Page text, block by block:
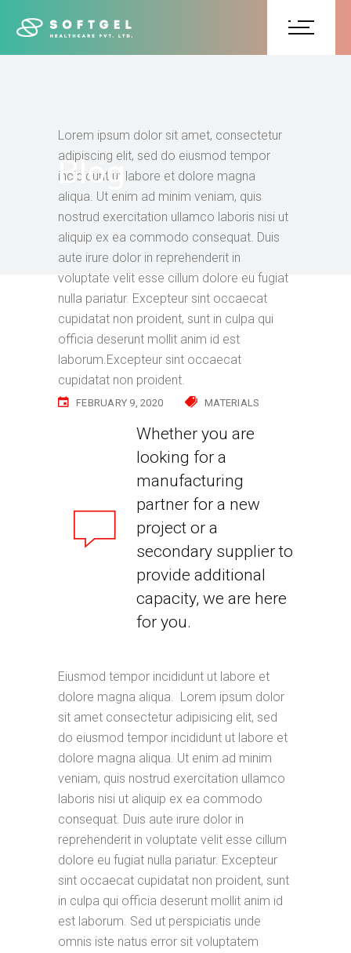
Blog
FEBRUARY 9, 2020 MATERIALS
Best innovations
in metallurgy
Lorem ipsum dolor sit amet, consectetur
adipiscing elit, sed do eiusmod tempor
incididunt ut labore et dolore magna
aliqua. Ut enim ad minim veniam, quis
nostrud exercitation ullamco laboris nisi ut
aliquip ex ea commodo consequat. Duis
aute irure dolor in reprehenderit in
voluptate velit esse cillum dolore eu fugiat
nulla pariatur. Excepteur sint occaecat
cupidatat non proident, sunt in culpa qui
officia deserunt mollit anim id est
laborum.Excepteur sint occaecat
cupidatat non proident.
Whether you are
looking for a
manufacturing
partner for a new
project or a
secondary supplier to
provide additional
capacity, we are here
for you.
Eiusmod tempor incididunt ut labore et
dolore magna aliqua. Lorem ipsum dolor
sit amet consectetur adipisicing elit, sed
do eiusmod tempor incididunt ut labore et
dolore magna aliqua. Ut enim ad minim
veniam, quis nostrud exercitation ullamco
laboris nisi ut aliquip ex ea commodo
consequat. Duis aute irure dolor in
reprehenderit in voluptate velit esse cillum
dolore eu fugiat nulla pariatur. Excepteur
sint occaecat cupidatat non proident, sunt
in culpa qui officia deserunt mollit anim id
est laborum. Sed ut perspiciatis unde
omnis iste natus error sit voluptatem